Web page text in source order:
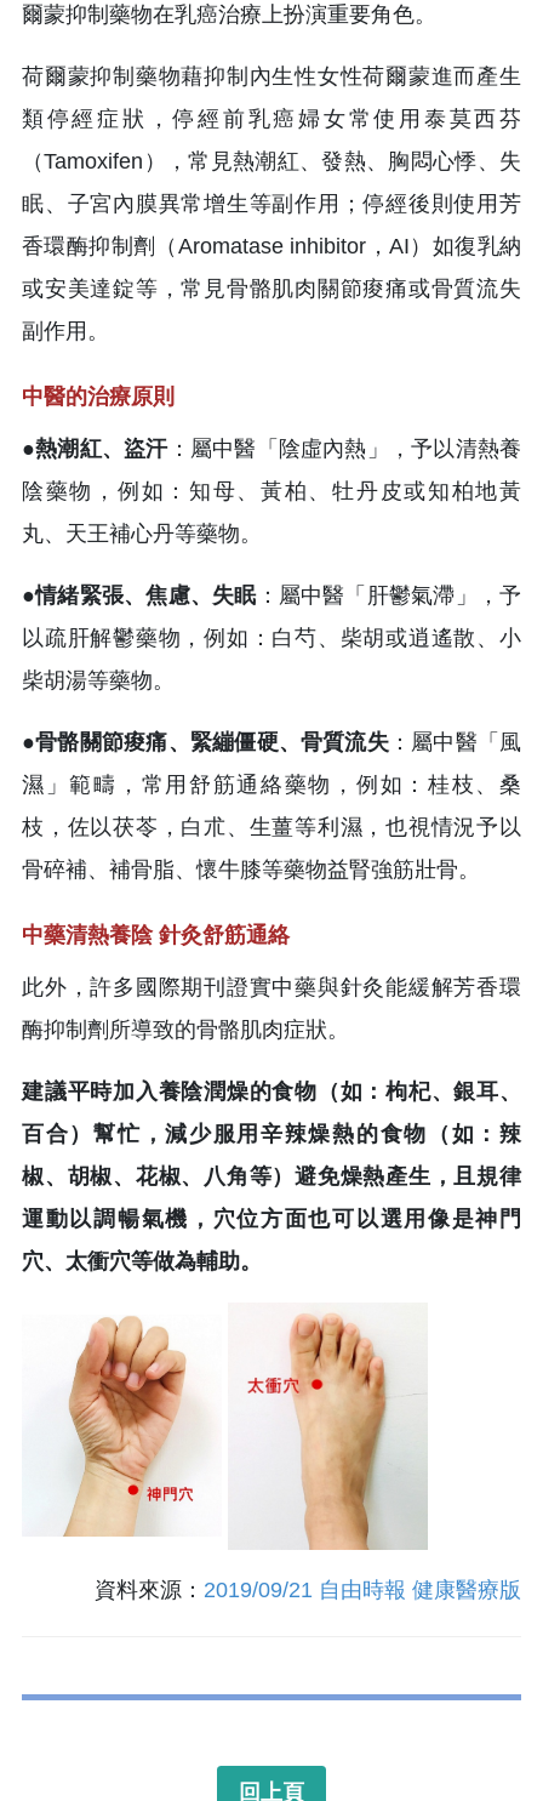
爾蒙抑制藥物在乳癌治療上扮演重要角色。
荷爾蒙抑制藥物藉抑制內生性女性荷爾蒙進而產生
類停經症狀，停經前乳癌婦女常使用泰莫西芬
（Tamoxifen），常見熱潮紅、發熱、胸悶心悸、失
眠、子宮內膜異常增生等副作用；停經後則使用芳
香環酶抑制劑（Aromatase inhibitor，AI）如復乳納
或安美達錠等，常見骨骼肌肉關節痠痛或骨質流失
副作用。
中醫的治療原則
●熱潮紅、盜汗：屬中醫「陰虛內熱」，予以清熱養
陰藥物，例如：知母、黃柏、牡丹皮或知柏地黃
丸、天王補心丹等藥物。
●情緒緊張、焦慮、失眠：屬中醫「肝鬱氣滯」，予
以疏肝解鬱藥物，例如：白芍、柴胡或逍遙散、小
柴胡湯等藥物。
●骨骼關節痠痛、緊繃僵硬、骨質流失：屬中醫「風
濕」範疇，常用舒筋通絡藥物，例如：桂枝、桑
枝，佐以茯苓，白朮、生薑等利濕，也視情況予以
骨碎補、補骨脂、懷牛膝等藥物益腎強筋壯骨。
中藥清熱養陰 針灸舒筋通絡
此外，許多國際期刊證實中藥與針灸能緩解芳香環
酶抑制劑所導致的骨骼肌肉症狀。
建議平時加入養陰潤燥的食物（如：枸杞、銀耳、
百合）幫忙，減少服用辛辣燥熱的食物（如：辣
椒、胡椒、花椒、八角等）避免燥熱產生，且規律
運動以調暢氣機，穴位方面也可以選用像是神門
穴、太衝穴等做為輔助。
資料來源： 2019/09/21 自由時報 健康醫療版
回上頁